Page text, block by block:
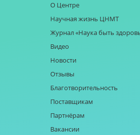
О Центре
Научная жизнь ЦНМТ
Журнал «Наука быть
Видео
Новости
Отзывы
Благотворительность
Поставщикам
Партнёрам
Вакансии